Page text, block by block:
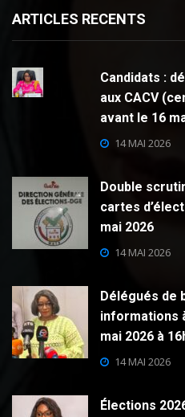
ARTICLES RECENTS
Candidats :
aux CACV
avant le 16
14 MAI 2026
Double
cartes
mai 2026
14 MAI 2026
Délégués de
informations
mai 2026 à
14 MAI 2026
Élections